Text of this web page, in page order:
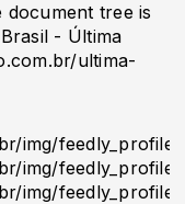
document tree is
- Última
ultima-
img/
img/
img/